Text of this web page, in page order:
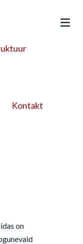
Kontakt
peituvate
on